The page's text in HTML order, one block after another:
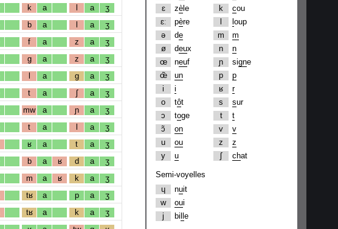
k a l a ʒ
b a l a ʒ
f a z a ʒ
g a z a ʒ
l a g a ʒ
t a ʃ a ʒ
mw a ɲ a ʒ
t a l a ʒ
ʁ a t a ʒ
b a ʁ d a ʒ
m a ʁ k a ʒ
tʁ a p a ʒ
tʁ a k a ʒ
ɛ
zè le
ɛː
père
ə
de
ø
deux
œ
neuf
œ̃
un
i
i
o
tôt
ɔ
toge
ɔ̃
on
u
ou
y
u
k
cou
oup
m
m
n
n
ɲ
signe
p
p
ʁ
r
s
sur
t
t
v
v
z
z
ʃ
chat
Semi-voyelles
ɥ
nuit
w
oui
j
bi e